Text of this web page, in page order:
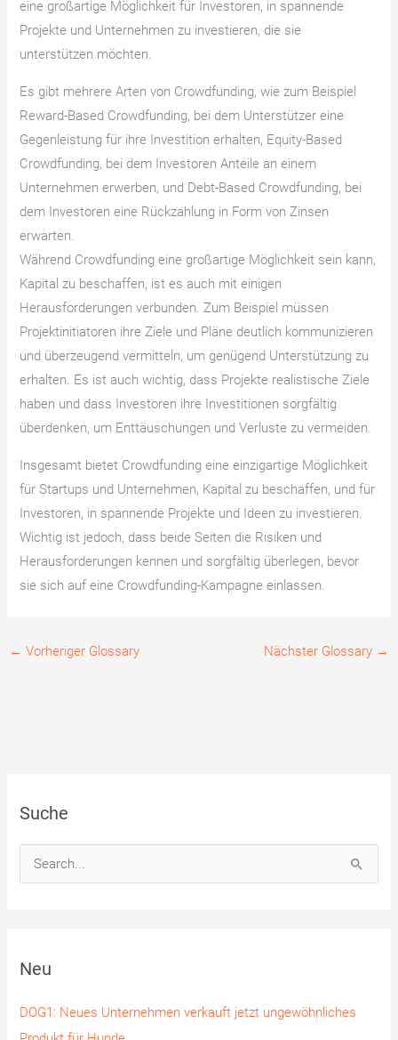
eine großartige Möglichkeit für Investoren, in spannende
Projekte und Unternehmen zu investieren, die sie
unterstützen möchten.
Es gibt mehrere Arten von Crowdfunding, wie zum Beispiel
Reward-Based Crowdfunding, bei dem Unterstützer eine
Gegenleistung für ihre Investition erhalten, Equity-Based
Crowdfunding, bei dem Investoren Anteile an einem
Unternehmen erwerben, und Debt-Based Crowdfunding, bei
dem Investoren eine Rückzahlung in Form von Zinsen
erwarten.
Während Crowdfunding eine großartige Möglichkeit sein kann,
Kapital zu beschaffen, ist es auch mit einigen
Herausforderungen verbunden. Zum Beispiel müssen
Projektinitiatoren ihre Ziele und Pläne deutlich kommunizieren
und überzeugend vermitteln, um genügend Unterstützung zu
erhalten. Es ist auch wichtig, dass Projekte realistische Ziele
haben und dass Investoren ihre Investitionen sorgfältig
überdenken, um Enttäuschungen und Verluste zu vermeiden.
Insgesamt bietet Crowdfunding eine einzigartige Möglichkeit
für Startups und Unternehmen, Kapital zu beschaffen, und für
Investoren, in spannende Projekte und Ideen zu investieren.
Wichtig ist jedoch, dass beide Seiten die Risiken und
Herausforderungen kennen und sorgfältig überlegen, bevor
sie sich auf eine Crowdfunding-Kampagne einlassen.
← Vorheriger Glossary Nächster Glossary →
Suche
e
n
Neu
DOG1: Neues Unternehmen verkauft jetzt ungewöhnliches